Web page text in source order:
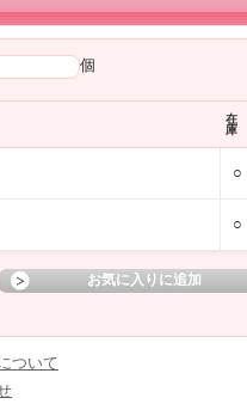
個
在
庫
○
○
ついて